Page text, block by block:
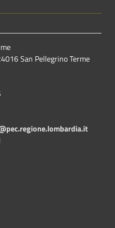
San Pellegrino Terme